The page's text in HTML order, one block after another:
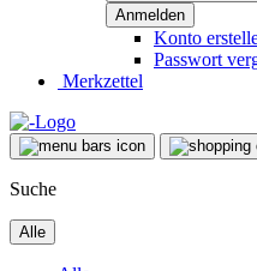
Konto
Passwort
Merkzettel
Suche
Alle